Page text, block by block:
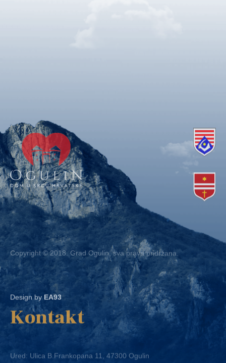
Copyright © 2018. Grad Ogulin, sva prava pridržana.
Design by EA93
Kontakt
Ured: Ulica B.Frankopana 11, 47300 Ogulin
Telefon:+ 385 47 522 612